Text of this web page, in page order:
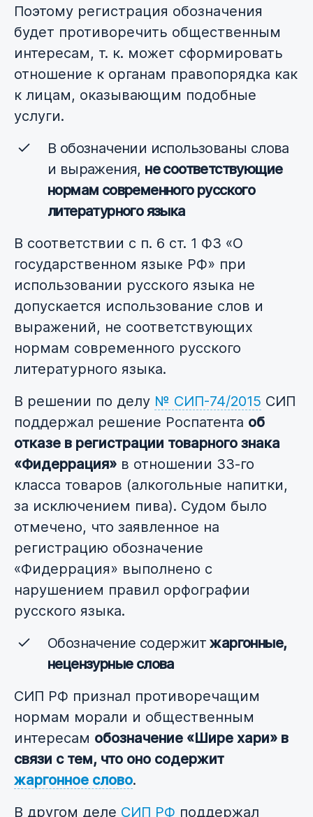
Поэтому регистрация обозначения
будет противоречить общественным
интересам, т. к. может сформировать
отношение к органам правопорядка как
к лицам, оказывающим подобные
услуги.
В обозначении использованы слова
и выражения, не соответствующие
нормам современного русского
литературного языка
В соответствии с п. 6 ст. 1 ФЗ «О
государственном языке РФ» при
использовании русского языка не
допускается использование слов и
выражений, не соответствующих
нормам современного русского
литературного языка.
В решении по делу № СИП-74/2015 СИП
поддержал решение Роспатента об
отказе в регистрации товарного знака
«Фидеррация» в отношении 33-го
класса товаров (алкогольные напитки,
за исключением пива). Судом было
отмечено, что заявленное на
регистрацию обозначение
«Фидеррация» выполнено с
нарушением правил орфографии
русского языка.
Обозначение содержитжаргонные,
нецензурные слова
СИП РФ признал противоречащим
нормам морали и общественным
интересам обозначение «Шире хари» в
связи с тем, что оно содержит
жаргонное слово.
В другом деле СИП РФ поддержал